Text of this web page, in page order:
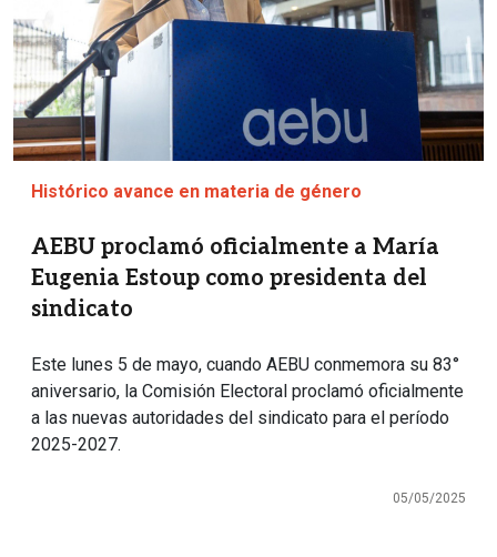
Histórico avance en materia de género
AEBU proclamó oficialmente a María
Eugenia Estoup como presidenta del
sindicato
Este lunes 5 de mayo, cuando AEBU conmemora su 83°
aniversario, la Comisión Electoral proclamó oficialmente
a las nuevas autoridades del sindicato para el período
2025-2027.
05/05/2025